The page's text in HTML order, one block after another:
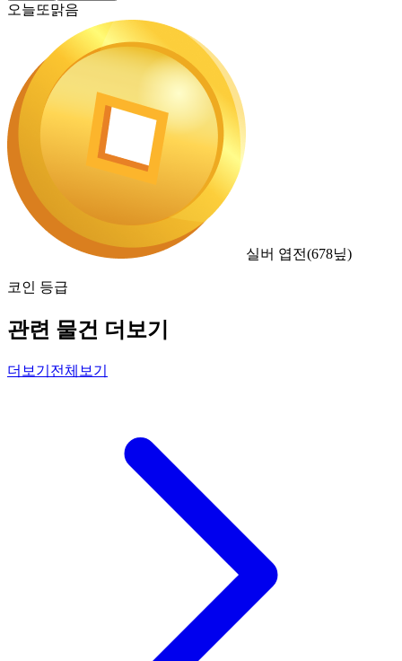
오늘또맑음
실버 엽전(678닢)
코인 등급
관련 물건 더보기
더보기 전체보기